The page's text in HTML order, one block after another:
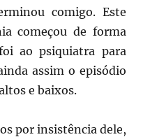
comigo. Este
começou de forma
ao psiquiatra para
assim o episódio
e baixos.
por insistência dele,